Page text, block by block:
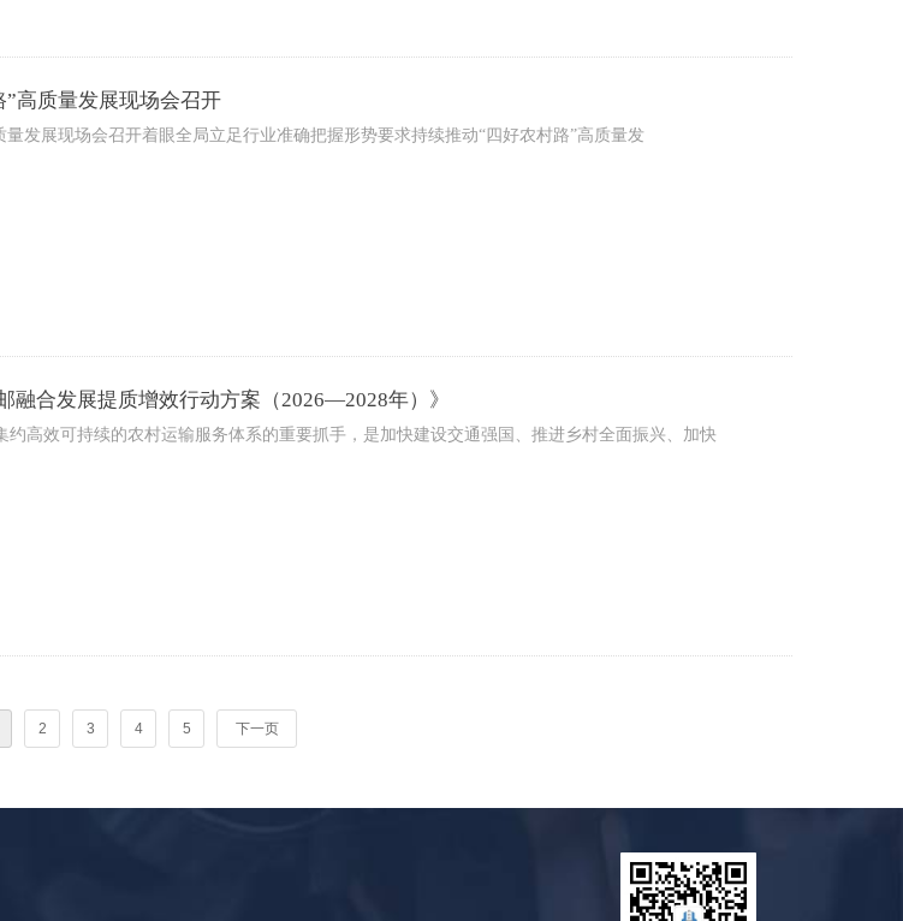
高质量发展现场会召开
量发展现场会召开着眼全局立足行业准确把握形势要求持续推动“四好农村路”高质量发
融合发展提质增效行动方案（2026—2028年）》
约高效可持续的农村运输服务体系的重要抓手，是加快建设交通强国、推进乡村全面振兴、加快
2 3 4 5 下一页